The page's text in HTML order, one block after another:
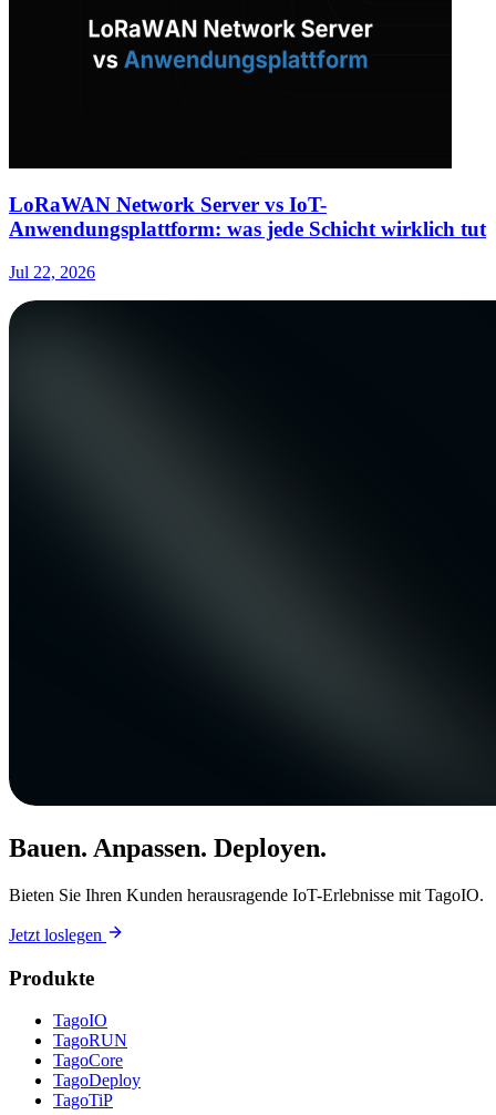
LoRaWAN Network Server vs IoT-
Anwendungsplattform: was jede Schicht wirklich tut
Jul 22, 2026
Bauen. Anpassen. Deployen.
Bieten Sie Ihren Kunden herausragende IoT-Erlebnisse mit TagoIO.
Jetzt loslegen
Produkte
TagoIO
TagoRUN
TagoCore
TagoDeploy
TagoTiP